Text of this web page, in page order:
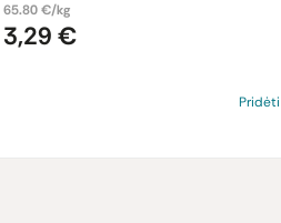
65.80 €/kg
3,29 €
Pridėti